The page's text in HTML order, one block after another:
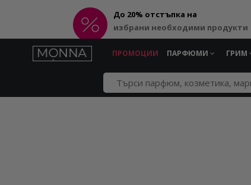
До 20% отстъпка на
избрани необходими продукти
ПРОМОЦИИ ПАРФЮМИ ГРИМ